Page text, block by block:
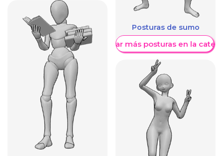
Posturas de sumo
Mostrar más posturas en la